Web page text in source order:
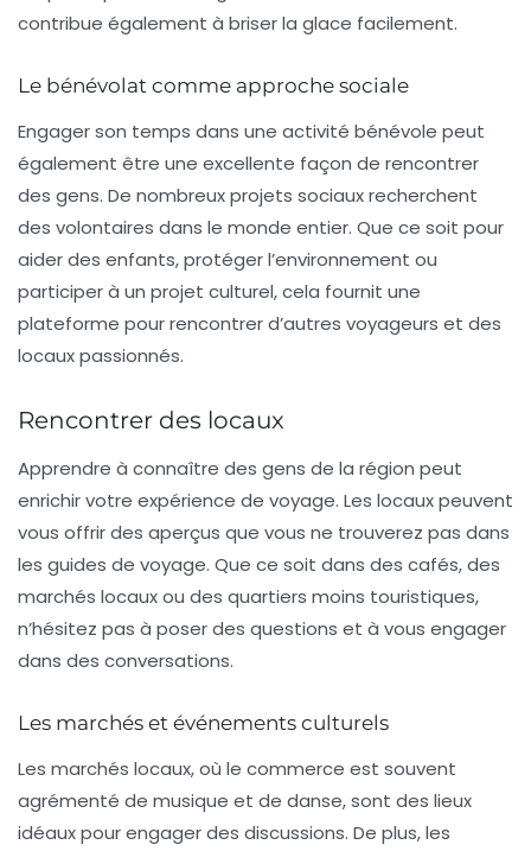
contribue également à briser la glace facilement.
Le bénévolat comme approche sociale
Engager son temps dans une activité bénévole peut
également être une excellente façon de rencontrer
des gens. De nombreux projets sociaux recherchent
des volontaires dans le monde entier. Que ce soit pour
aider des enfants, protéger l’environnement ou
participer à un projet culturel, cela fournit une
plateforme pour rencontrer d’autres voyageurs et des
locaux passionnés.
Rencontrer des locaux
Apprendre à connaître des gens de la région peut
enrichir votre expérience de voyage. Les locaux peuvent
vous offrir des aperçus que vous ne trouverez pas dans
les guides de voyage. Que ce soit dans des cafés, des
marchés locaux ou des quartiers moins touristiques,
n’hésitez pas à poser des questions et à vous engager
dans des conversations.
Les marchés et événements culturels
Les marchés locaux, où le commerce est souvent
agrémenté de musique et de danse, sont des lieux
idéaux pour engager des discussions. De plus, les